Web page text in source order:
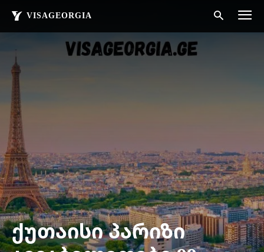
VISAGEORGIA
ქუთაისი პარიზი